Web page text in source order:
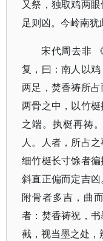
又祭，独取鸡两
足则凶。今岭南犹
宋代周去非
复，曰：南人以
两足，焚香祷所
两骨之中，以竹
之端。执梃再祷
人。人者，所占
细竹梃长寸馀者
斜直正偏而定吉
附骨者多吉，曲
者：焚香祷祝，
截，视当墨之处，